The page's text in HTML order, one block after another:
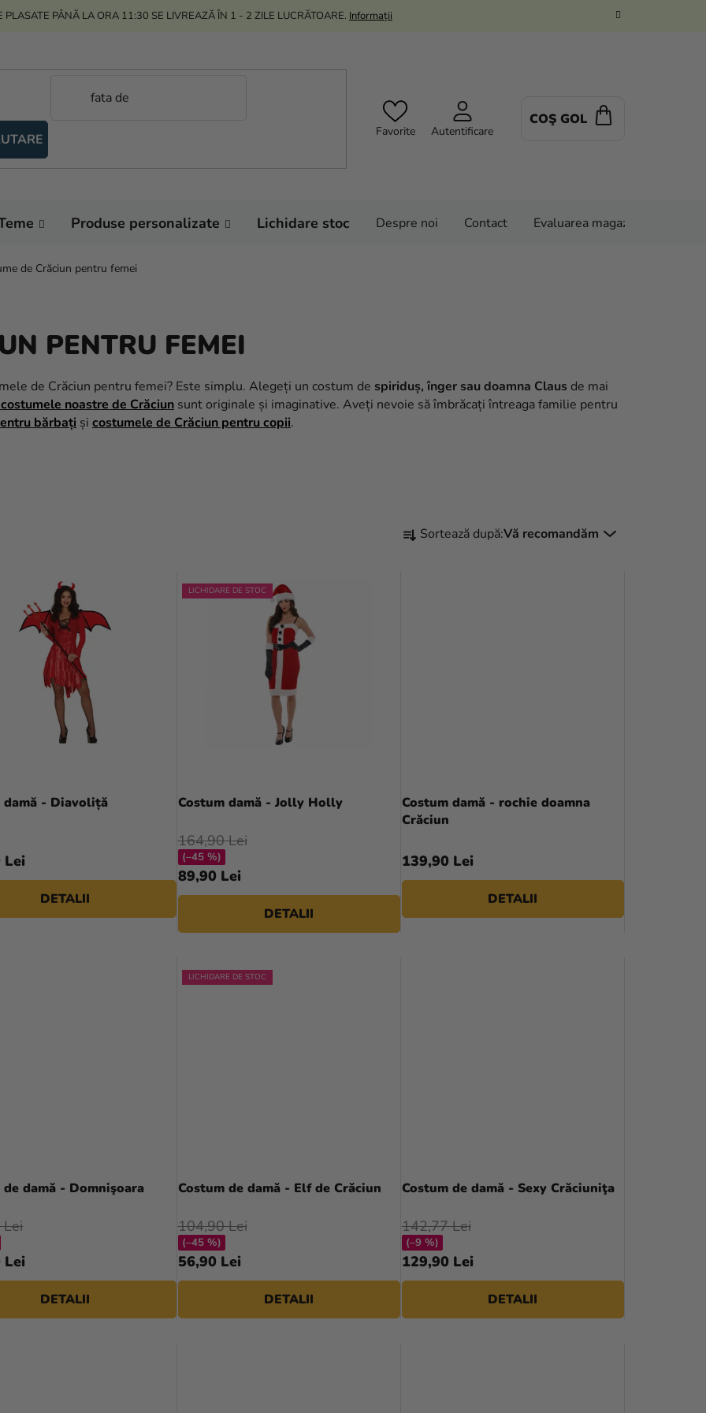
PLASATE PÂNĂ LA ORA 11:30 SE LIVREAZĂ ÎN 1 - 2 ZILE LUCRĂTOARE. Informații
Favorite Autentificare
COŞ GOL
Produse personalizate Lichidare stoc Despre noi Contact Evaluarea magazinului
de Crăciun pentru femei
PENTRU FEMEI
de Crăciun pentru femei? Este simplu. Alegeți un costum de spiriduș, înger sau doamna Claus de mai
noastre de Crăciun sunt originale și imaginative. Aveți nevoie să îmbrăcați întreaga familie pentru
bărbați și costumele de Crăciun pentru copii.
S
P
R
O
D
U
Sortează după:Vă recomandăm
damă - Diavoliță
Lei
DETALII
LICHIDARE DE STOC
Costum damă - Jolly Holly
89,90 Lei
164,90 Lei
(–45 %)
DETALII
Costum damă - rochie doamna
Crăciun
139,90 Lei
DETALII
de damă - Domnişoara
Lei
DETALII
LICHIDARE DE STOC
Costum de damă - Elf de Crăciun
56,90 Lei
104,90 Lei
(–45 %)
DETALII
Costum de damă - Sexy Crăciuniţa
129,90 Lei
142,77 Lei
(–9 %)
DETALII